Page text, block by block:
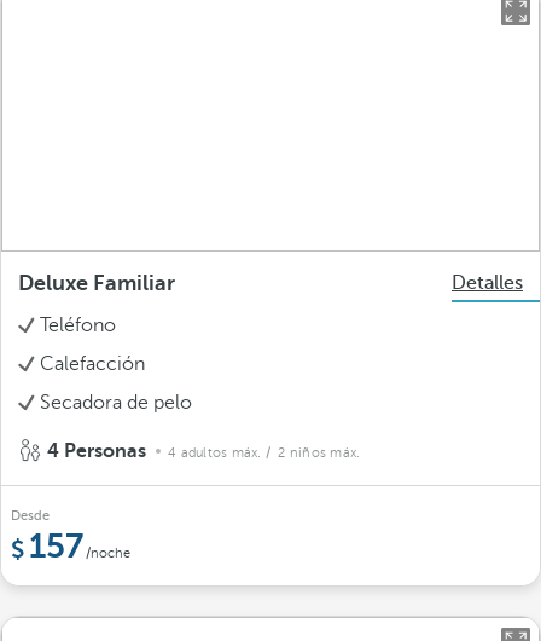
Deluxe Familiar
Detalles
Teléfono
Calefacción
Secadora de pelo
4 Personas 4 adultos máx. / 2 niños máx.
Desde
157/noche